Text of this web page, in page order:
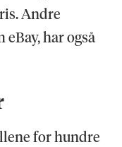
Andre
har også
for hundre